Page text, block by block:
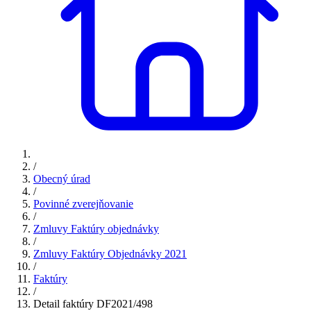
/
Obecný úrad
/
Povinné zverejňovanie
/
Zmluvy Faktúry objednávky
/
Zmluvy Faktúry Objednávky 2021
/
Faktúry
/
Detail faktúry DF2021/498